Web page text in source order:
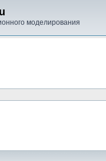
моделирования